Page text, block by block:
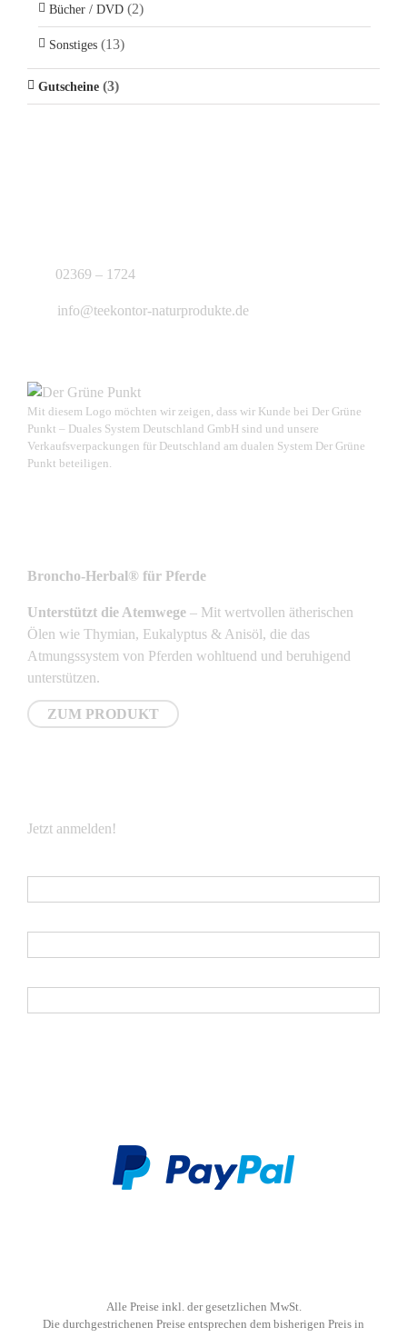
Bücher / DVD (2)
Sonstiges (13)
Gutscheine (3)
02369 – 1724
info@teekontor-naturprodukte.de
Mit diesem Logo möchten wir zeigen, dass wir Kunde bei Der Grüne
Punkt – Duales System Deutschland GmbH sind und unsere
Verkaufsverpackungen für Deutschland am dualen System Der Grüne
Punkt beteiligen.
Broncho-Herbal® für Pferde
Unterstützt die Atemwege – Mit wertvollen ätherischen
Ölen wie Thymian, Eukalyptus & Anisöl, die das
Atmungssystem von Pferden wohltuend und beruhigend
unterstützen.
ZUM PRODUKT
Jetzt anmelden!
Alle Preise inkl. der gesetzlichen MwSt.
Die durchgestrichenen Preise entsprechen dem bisherigen Preis in